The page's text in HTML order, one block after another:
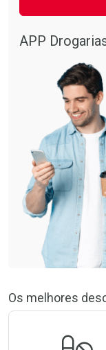
Comprar sem
Por R$ 63,99/cada
APP
Os melhores